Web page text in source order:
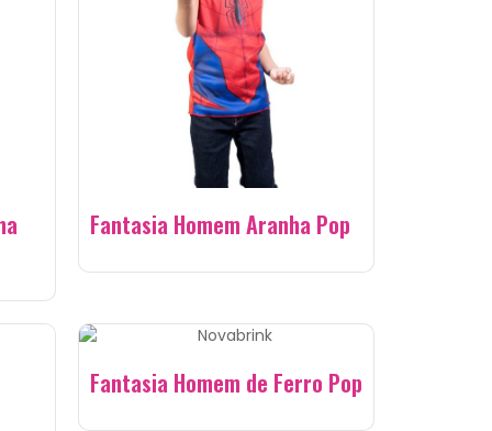
Fantasia Homem Aranha Pop
Fantasia Homem de Ferro Pop